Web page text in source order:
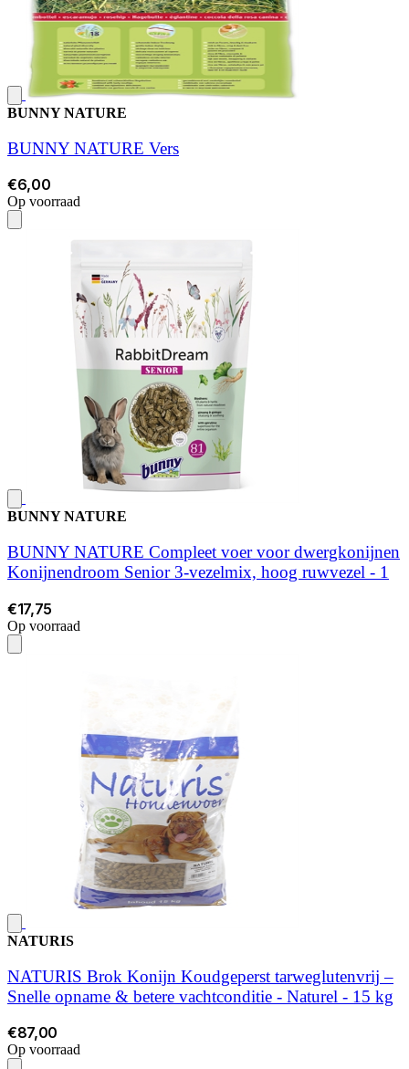
BUNNY NATURE
BUNNY NATURE Vers
€6,00
Op voorraad
BUNNY NATURE
BUNNY NATURE Compleet voer voor dwergkonijnen
Konijnendroom Senior 3-vezelmix, hoog ruwvezel - 1
€17,75
Op voorraad
NATURIS
NATURIS Brok Konijn Koudgeperst tarweglutenvrij –
Snelle opname & betere vachtconditie - Naturel - 15 kg
€87,00
Op voorraad